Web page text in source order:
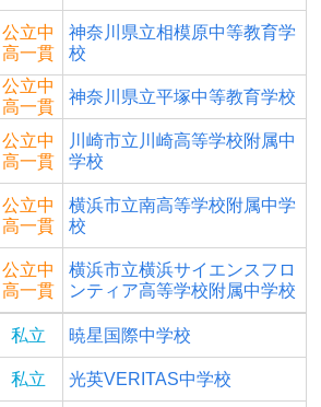
公立中
高一貫
神奈川県立相模原中等教育学
校
公立中
高一貫
神奈川県立平塚中等教育学校
公立中
高一貫
川崎市立川崎高等学校附属中
学校
公立中
高一貫
横浜市立南高等学校附属中学
校
公立中
高一貫
横浜市立横浜サイエンスフロ
ンティア高等学校附属中学校
私立 暁星国際中学校
私立 光英VERITAS中学校